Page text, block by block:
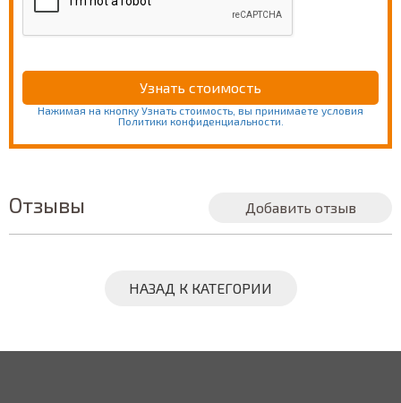
Нажимая на кнопку Узнать стоимость, вы принимаете условия
Политики конфиденциальности.
Отзывы Добавить отзыв
НАЗАД К КАТЕГОРИИ